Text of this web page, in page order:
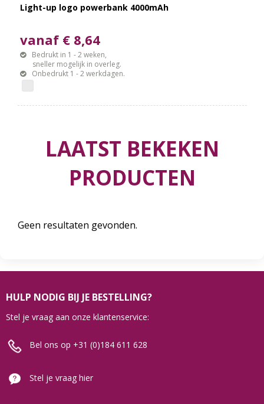
Light-up logo powerbank 4000mAh
vanaf € 8,64
Bedrukt in 1 - 2 weken,
sneller mogelijk in overleg.
Onbedrukt 1 - 2 werkdagen.
LAATST BEKEKEN
PRODUCTEN
Geen resultaten gevonden.
HULP NODIG BIJ JE BESTELLING?
Stel je vraag aan onze klantenservice:
Bel ons op +31 (0)184 611 628
Stel je vraag hier